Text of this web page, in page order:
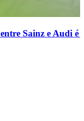
Sainz e Audi